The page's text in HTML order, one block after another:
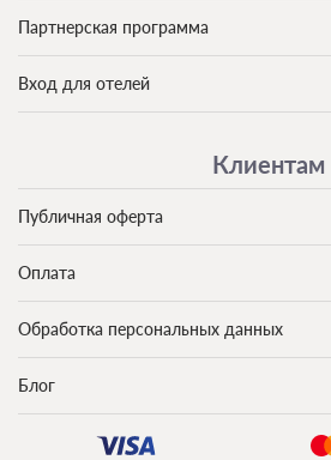
Партнерская программа
Вход для отелей
Клиентам
Публичная оферта
Оплата
Обработка персональных данных
Блог